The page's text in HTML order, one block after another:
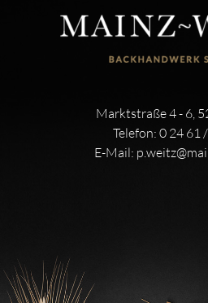
Marktstraße 4 - 6,
Telefon: 0 24 61
E-Mail: